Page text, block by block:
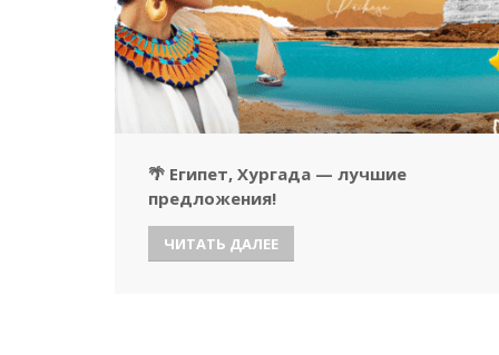
🌴 Египет, Хургада — лучшие
предложения!
ЧИТАТЬ ДАЛЕЕ